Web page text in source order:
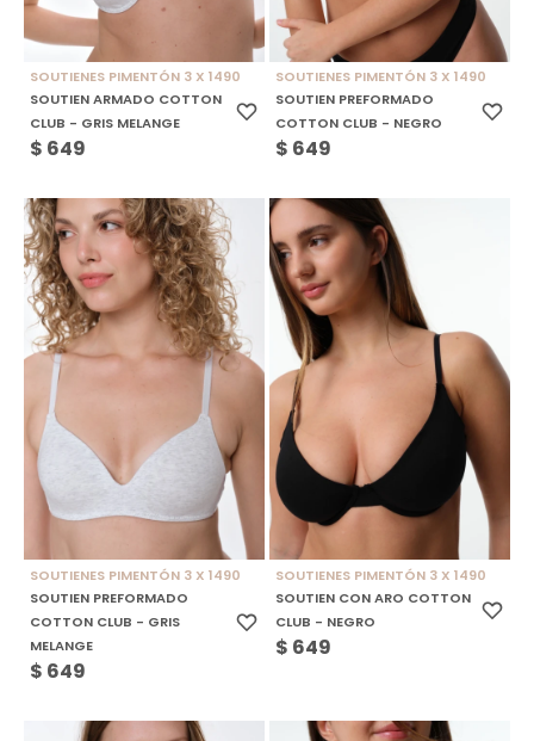
SOUTIENES PIMENTÓN 3 X 1490
SOUTIEN ARMADO COTTON
CLUB - GRIS MELANGE
$ 649
SOUTIENES PIMENTÓN 3 X 1490
SOUTIEN PREFORMADO
COTTON CLUB - NEGRO
$ 649
SOUTIENES PIMENTÓN 3 X 1490
SOUTIEN PREFORMADO
COTTON CLUB - GRIS
MELANGE
$ 649
SOUTIENES PIMENTÓN 3 X 1490
SOUTIEN CON ARO COTTON
CLUB - NEGRO
$ 649